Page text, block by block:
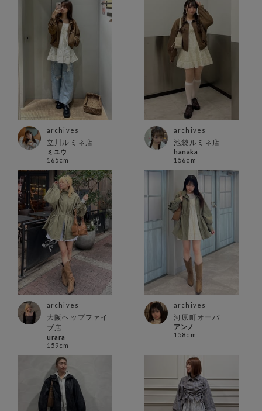
archives
立川ルミネ店
ミユウ
165cm
archives
池袋ルミネ店
hanaka
156cm
archives
大阪ヘップファイ
ブ店
urara
159cm
archives
河原町オーパ
アンノ
158cm